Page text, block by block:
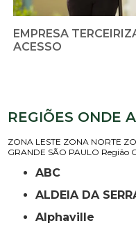
EMPRESA
ACESSO
REGIÕES ONDE
ZONA LESTE ZONA NORTE
GRANDE SÃO PAULO Região
ABC
ALDEIA DA
Alphaville